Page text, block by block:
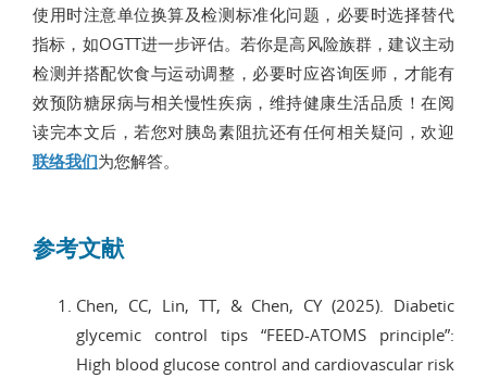
使用时注意单位换算及检测标准化问题，必要时选择替代
指标，如OGTT进一步评估。若你是高风险族群，建议主动
检测并搭配饮食与运动调整，必要时应咨询医师，才能有
效预防糖尿病与相关慢性疾病，维持健康生活品质！在阅
读完本文后，若您对胰岛素阻抗还有任何相关疑问，欢迎
联络我们为您解答。
参考文献
Chen, CC, Lin, TT, & Chen, CY (2025). Diabetic
glycemic control tips “FEED-ATOMS principle”:
High blood glucose control and cardiovascular risk